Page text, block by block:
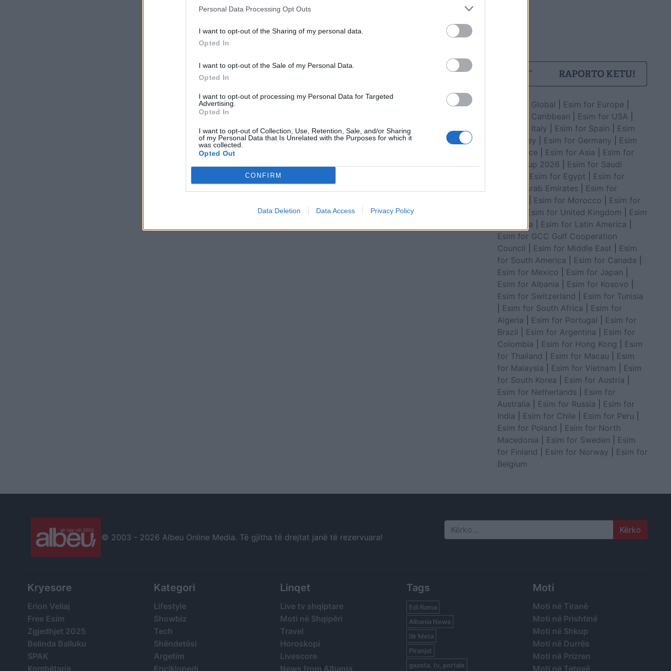
Personal Data Processing Opt Outs
I want to opt-out of the Sharing of my personal data.
Opted In
I want to opt-out of the Sale of my Personal Data.
Opted In
I want to opt-out of processing my Personal Data for Targeted
Advertising.
Opted In
I want to opt-out of Collection, Use, Retention, Sale, and/or Sharing
of my Personal Data that Is Unrelated with the Purposes for which it
was collected.
Opted Out
CONFIRM
Data Deletion Data Access Privacy Policy
Esim for Global Esim for Europe
Esim for Caribbean
Esim for USA
Esim for Italy
Esim for Spain
Esim
for Turkey
Esim for Germany
Esim
for Greece
Esim for Asia
Esim for
World Cup 2026
Esim for Saudi
Esim for Egypt
Esim for
United Arab Emirates
Esim for
Esim for Morocco
Esim for
Esim for United Kingdom
Esim
for Africa
Esim for Latin America
Esim for GCC Gulf Cooperation
Council
Esim for Middle East
Esim
for South America
Esim for Canada
Esim for Mexico
Esim for Japan
Esim for Albania
Esim for Kosovo
Esim for Switzerland
Esim for Tunisia
Esim for South Africa
Esim for
Algeria
Esim for Portugal
Esim for
Brazil
Esim for Argentina
Esim for
Colombia
Esim for Hong Kong
Esim
for Thailand
Esim for Macau
Esim
for Malaysia
Esim for Vietnam
Esim
for South Korea
Esim for Austria
Esim for Netherlands
Esim for
Australia
Esim for Russia
Esim for
India
Esim for Chile Esim for Peru
Esim for Poland
Esim for North
Macedonia
Esim for Sweden
Esim
for Finland
Esim for Norway
Esim for
Belgium
© 2003 - 2026 Albeu Online Media. Të gjitha të drejtat janë të rezervuara! Search
Kryesore
Erion Veliaj
Free Esim
Zgjedhjet 2025
Belinda Balluku
SPAK
Kombëtarja
Kategori
Lifestyle
Showbiz
Tech
Shëndetësi
Argetim
Enciklopedi
Linqet
Live tv shqiptare
Moti në Shqipëri
Travel
Horoskopi
Livescore
News from Albania
Tags
Edi Rama
Albania News
Ilir Meta
Piranjat
gazeta, tv, portale
Moti
Moti në Tiranë
Moti në Prishtinë
Moti në Shkup
Moti në Durrës
Moti në Prizren
Moti në Tetovë